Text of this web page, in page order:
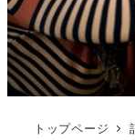
トップページ